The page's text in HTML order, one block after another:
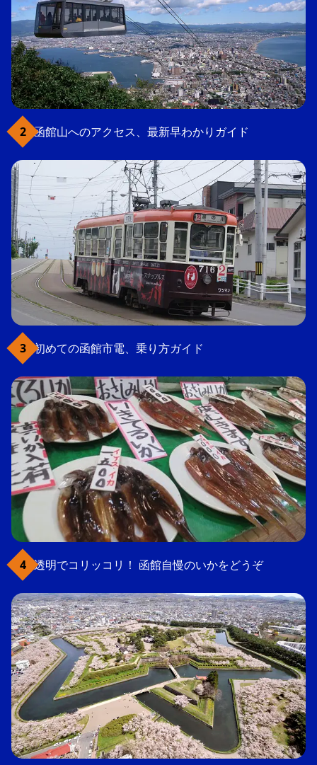
函館山へのアクセス、最新早わかりガイド
初めての函館市電、乗り方ガイド
透明でコリッコリ！ 函館自慢のいかをどうぞ